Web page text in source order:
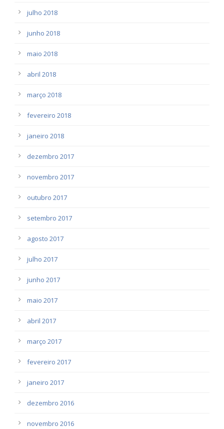
julho 2018
junho 2018
maio 2018
abril 2018
março 2018
fevereiro 2018
janeiro 2018
dezembro 2017
novembro 2017
outubro 2017
setembro 2017
agosto 2017
julho 2017
junho 2017
maio 2017
abril 2017
março 2017
fevereiro 2017
janeiro 2017
dezembro 2016
novembro 2016